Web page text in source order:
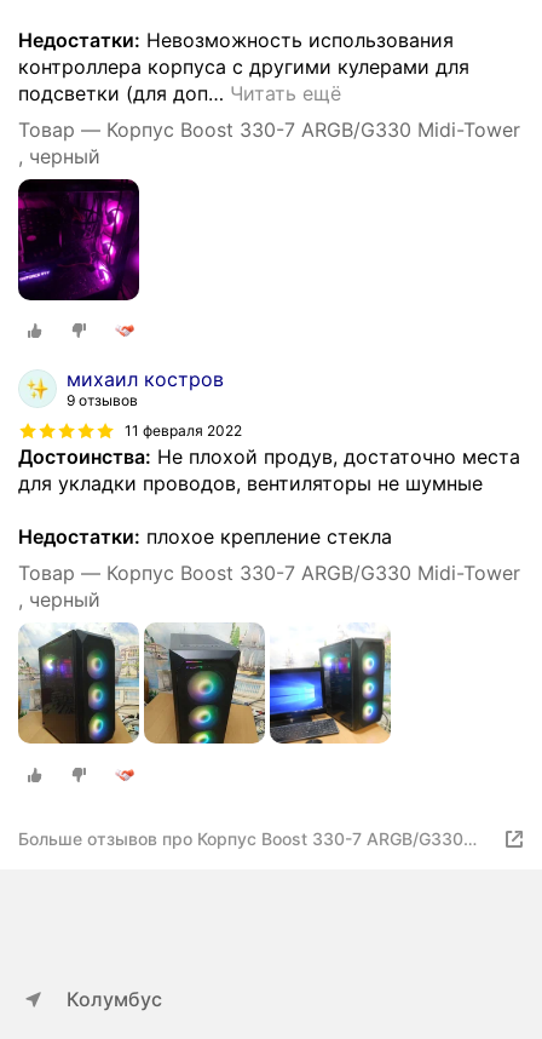
Недостатки: Невозможность использования
контроллера корпуса с другими кулерами для
подсветки (для доп… Читать ещё
Товар — Корпус Boost 330-7 ARGB/G330 Midi-Tower
, черный
михаил костров
9 отзывов
11 февраля 2022
Достоинства: Не плохой продув, достаточно места
для укладки проводов, вентиляторы не шумные
Недостатки: плохое крепление стекла
Товар — Корпус Boost 330-7 ARGB/G330 Midi-Tower
, черный
Больше отзывов про Корпус Boost 330-7 ARGB/G330
Колумбус